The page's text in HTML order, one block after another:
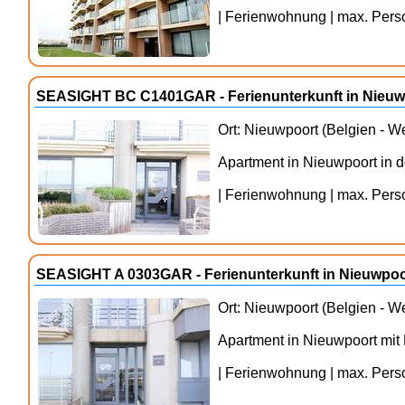
| Ferienwohnung | max.
SEASIGHT BC C1401GAR - Ferienunterkunft in
Ort: Nieuwpoort (Belgien -
Apartment in Nieuwpoort in
| Ferienwohnung | max.
SEASIGHT A 0303GAR - Ferienunterkunft in
Ort: Nieuwpoort (Belgien -
Apartment in Nieuwpoort mit
| Ferienwohnung | max.